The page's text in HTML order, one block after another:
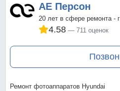
АЕ Персон
20 лет в сфере ремонта -
4.58 711 оценок
Ремонт фотоаппаратов Hyundai